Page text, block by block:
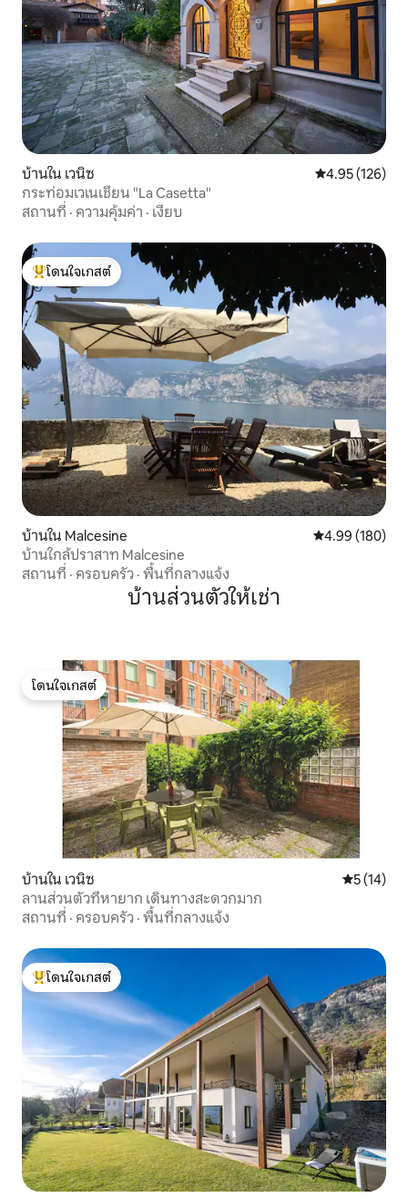
บ้านใน เวนิซ คะแนนเฉลี่ย
4.95 (126)
กระท่อมเวเนเชียน "La Casetta"
สถานที่ · ความคุ้มค่า · เงียบ
โดนใจเกสต์ที่สุด
โดนใจเกสต์
บ้านใน Malcesine คะแนนเฉลี่ย
4.99 (180)
บ้านใกล้ปราสาท Malcesine
สถานที่ · ครอบครัว · พื้นที่กลางแจ้ง
บ้านส่วนตัวให้เช่า
โดนใจเกสต์
โดนใจเกสต์
บ้านใน เวนิซ คะแนนเฉลี่
5 (14)
ลานส่วนตัวที่หายาก เดินทางสะดวกมาก
สถานที่ · ครอบครัว · พื้นที่กลางแจ้ง
โดนใจเกสต์ที่สุด
โดนใจเกสต์